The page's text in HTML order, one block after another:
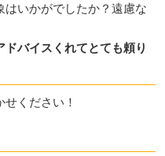
はいかがでしたか？遠慮な
バイスくれてとても頼り
ください！